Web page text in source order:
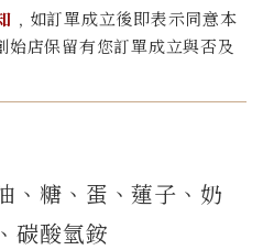
﹐如訂單成立後即表示同意本
店保留有您訂單成立與否及
、糖、蛋、蓮子、奶
碳酸氫銨